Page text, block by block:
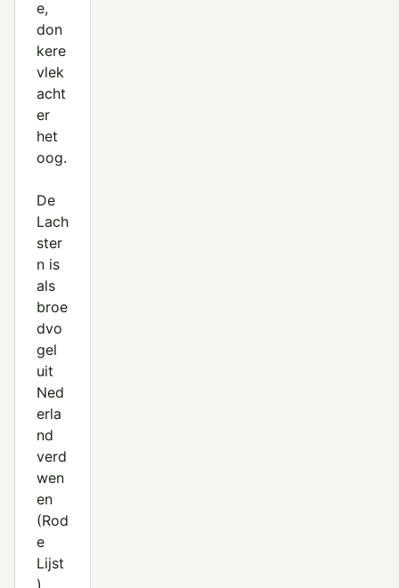
e,
don
kere
vlek
acht
er
het
oog.
De
Lach
ster
n is
als
broe
dvo
gel
uit
Ned
erla
nd
verd
wen
en
(Rod
e
Lijst
),